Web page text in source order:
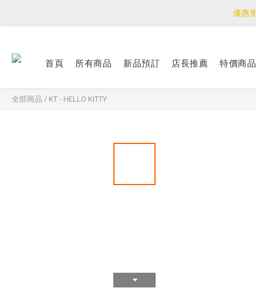
優惠
優惠
<公告>感謝支
優惠
首頁 所有商品 新品預訂 店長推薦 特價商品
全部商品 / KT - HELLO KITTY